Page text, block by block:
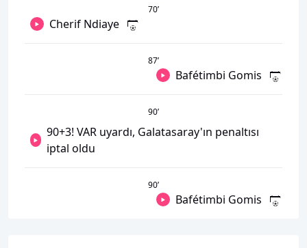
70’
Cherif Ndiaye
87’
Bafétimbi Gomis
90’
90+3! VAR uyardı, Galatasaray'ın penaltısı
iptal oldu
90’
Bafétimbi Gomis